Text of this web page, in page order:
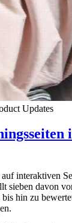
Updates
interaktiven
sieben davon
hin zu